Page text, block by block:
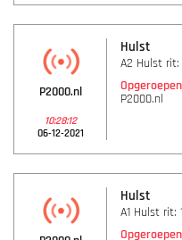
P2000.nl
10:28:12
06-12-2021
Hulst
A2 Hulst rit:
P2000.nl
Hulst
A1 Hulst rit: